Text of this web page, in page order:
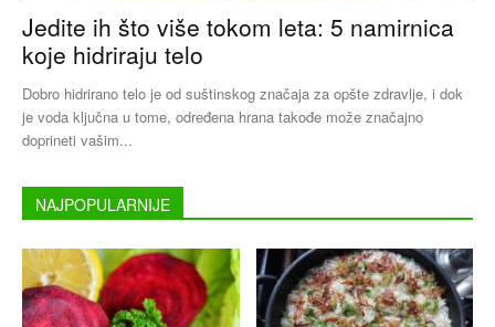
Jedite ih što više tokom leta: 5 namirnica
koje hidriraju telo
Dobro hidrirano telo je od suštinskog značaja za opšte zdravlje, i dok
je voda ključna u tome, određena hrana takođe može značajno
doprineti vašim...
NAJPOPULARNIJE